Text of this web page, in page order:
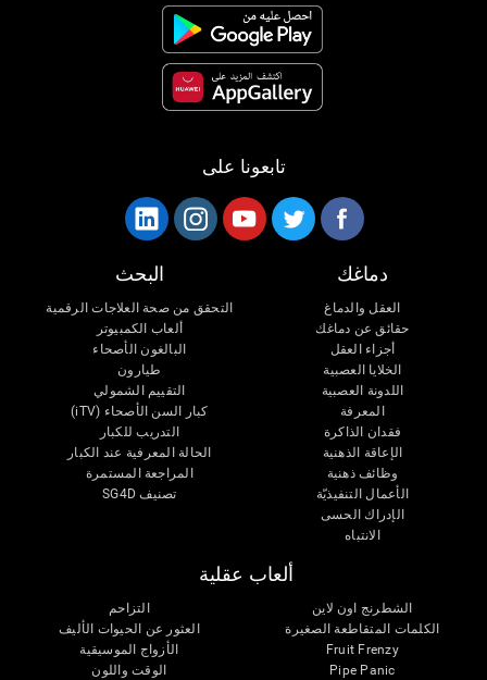
تابعونا على
دماغك
العقل والدماغ
حقائق عن دماغك
أجزاء العقل
الخلايا العصبية
اللدونة العصبية
المعرفة
فقدان الذاكرة
الإعاقة الذهنية
وظائف ذهنية
الأعمال التنفيذيّة
الإدراك الحسى
الانتباه
البحث
التحقق من صحة العلاجات الرقمية
ألعاب الكمبيوتر
البالغون الأصحاء
طيارون
التقييم الشمولي
كبار السن الأصحاء (iTV)
التدريب للكبار
الحالة المعرفية عند الكبار
المراجعة المستمرة
تصنيف SG4D
ألعاب عقلية
الشطرنج اون لاين
الكلمات المتقاطعة الصغيرة
Fruit Frenzy
Pipe Panic
التزاحم
العثور عن الحيوات الأليف
الأزواج الموسيقية
الوقت واللون